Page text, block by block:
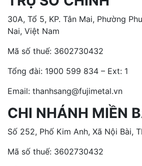
30A, Tổ 5, KP. Tân Mai, Phường
Nai, Việt Nam
Mã số thuế: 3602730432
Tổng đài: 1900 599 834 – Ext: 1
Email: thanhsang@fujimetal.vn
CHI NHÁNH MIỀN
Số 252, Phố Kim Anh, Xã Nội Bài,
Mã số thuế: 3602730432